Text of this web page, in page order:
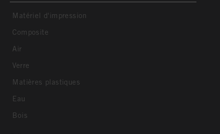
Matériel d'impression
Composite
Air
Verre
Matières plastiques
Eau
Bois